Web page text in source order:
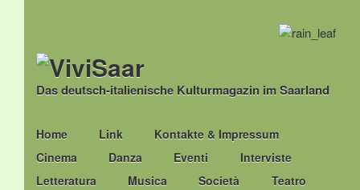
Das deutsch-italienische Kulturmagazin im Saarland
Main menu
Skip
to
content
Home Link
Kontakte & Impressum
Cinema
Danza Eventi
Interviste
Letteratura
Musica Società Teatro